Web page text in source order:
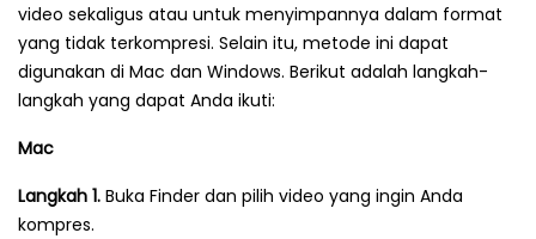
video sekaligus atau untuk menyimpannya dalam format
yang tidak terkompresi. Selain itu, metode ini dapat
digunakan di Mac dan Windows. Berikut adalah langkah-
langkah yang dapat Anda ikuti:
Mac
Langkah 1. Buka Finder dan pilih video yang ingin Anda
kompres.